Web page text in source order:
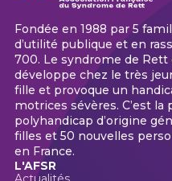
Fondée en 1988 par 5
d’utilité publique et en
700. Le syndrome de Rett
développe chez le très
fille et provoque un
motrices sévères. C’est la
polyhandicap d’origine
filles et 50 nouvelles
en France.
L'AFSR